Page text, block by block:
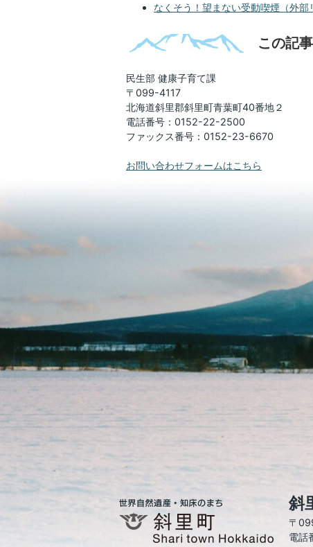
なくそう！望まない受動喫煙（外部
この記
民生部 健康子育て課
〒099-4117
北海道斜里郡斜里町青葉町40番地２
電話番号：0152-22-2500
ファックス番号：0152-23-6670
お問い合わせフォームはこちら
世
界
斜
〒
電話